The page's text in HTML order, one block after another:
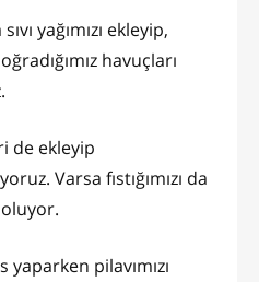
yağımızı ekleyip,
havuçları
de ekleyip
Varsa fıstığımızı da
oluyor.
yaparken pilavımızı